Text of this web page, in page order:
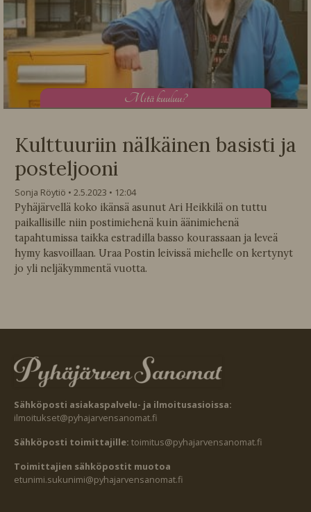
Mitä kuuluu?
Kulttuuriin nälkäinen basisti ja
posteljooni
Sonja Röytiö 2.5.2023
12:04
Pyhäjärvellä koko ikänsä asunut Ari Heikkilä on tuttu
paikallisille niin postimiehenä kuin äänimiehenä
tapahtumissa taikka estradilla basso kourassaan ja leveä
hymy kasvoillaan. Uraa Postin leivissä miehelle on kertynyt
jo yli neljäkymmentä vuotta.
Sähköposti asiakaspalvelu- ja ilmoitusasioissa:
ilmoitukset@pyhajarvensanomat.fi
Sähköposti toimittajille: toimitus@pyhajarvensanomat.fi
Toimittajien sähköpostit muotoa
etunimi.sukunimi@pyhajarvensanomat.fi